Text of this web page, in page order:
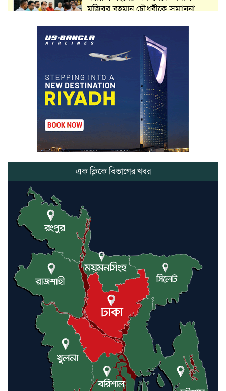
মুজিবুর রহমান চৌধুরীকে সম্মাননা
মার্শাল আর্ট ক্লাব কাপে ‘জুসা মার্শাল
আর্ট’ এর সাফল্য, শ্রীমঙ্গলের আয়াত ও
আইরাহ ঝুলিতে ৪ পদক
লাউয়াছড়া জাতীয় উদ্যানের সিএমসি
হিসাবরক্ষক আবজালুল হকের
মৃত্যুতে,এলাকায় শোকের ছায়া
ভোলাগঞ্জ স্থলবন্দরে এলসি আটকে
হয়রানির অভিযোগ, বিএনপির সাবেক
সভাপতির
গলিত মরদেহ উদ্ধার
লন্ডনে আদমপুর ইউনাইটেড কলেজ
বাস্তবায়ন নিয়ে আলোচনা সভা
আন্তর্জাতিক মানবাধিকার সম্মেলনে
বিশেষ সম্মাননা পেলেন ফারুক খাঁন,
শ্রীমঙ্গলে সংবর্ধনা
এক ক্লিকে বিভাগের খবর